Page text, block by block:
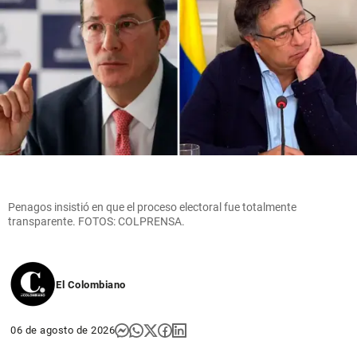
Penagos insistió en que el proceso electoral fue totalmente
transparente. FOTOS: COLPRENSA.
El Colombiano
06 de agosto de 2026